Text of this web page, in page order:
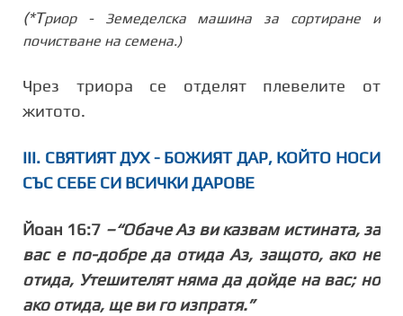
(*Триор - Земеделска машина за сортиране и
почистване на семена.)
Чрез триора се отделят плевелите от
житото.
ІІІ. СВЯТИЯТ ДУХ - БОЖИЯТ ДАР, КОЙТО НОСИ
СЪС СЕБЕ СИ ВСИЧКИ ДАРОВЕ
Йоан 16:7 –“Обаче Аз ви казвам истината, за
вас е по-добре да отида Аз, защото, ако не
отида, Утешителят няма да дойде на вас; но
ако отида, ще ви го изпратя.”